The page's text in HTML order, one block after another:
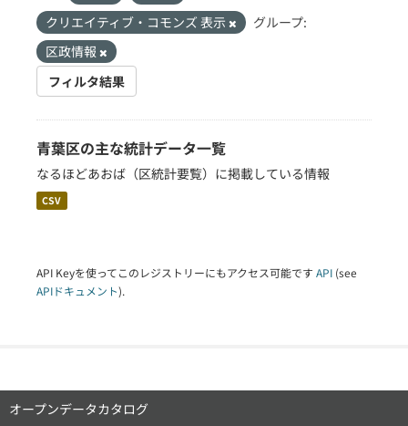
クリエイティブ・コモンズ 表示
グループ:
区政情報
フィルタ結果
青葉区の主な統計データ一覧
なるほどあおば（区統計要覧）に掲載している情報
CSV
API Keyを使ってこのレジストリーにもアクセス可能です API (see
APIドキュメント).
オープンデータカタログ